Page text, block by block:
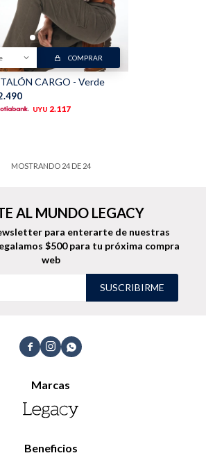
COMPRAR
CARGO - Verde
UYU 2.117
MOSTRANDO 24DE 24
  
Marcas
Beneficios
AL MUNDO LEGACY
para enterarte de nuestras
$500 para tu próxima compra
web
SUSCRIBIRME